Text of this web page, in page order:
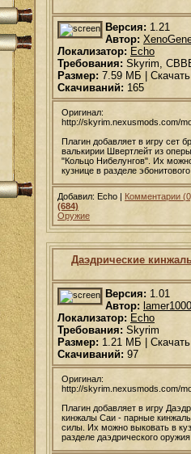
Версия: 1.21
Автор:
Локализатор: Echo
Требования: Skyrim,
Размер: 7.59 МБ | Скачать
Скачиваний: 165
Оригинал:
http://skyrim.nexusmods.com/
Плагин добавляет в игру сет
валькирии Швертлейт из
"Кольцо Нибелунгов". Их
кузнице в разделе
Добавил: Echo | Комментарии
(684)
Оружие
Даэдрические
Версия: 1.01
Автор: lamer1000
Локализатор: Echo
Требования: Skyrim
Размер: 1.21 МБ | Скачать
Скачиваний: 97
Оригинал:
http://skyrim.nexusmods.com/
Плагин добавляет в игру
кинжалы Саи - парные
силы. Их можно выковать в
разделе даэдрического оружия